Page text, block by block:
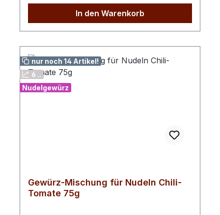
In den Warenkorb
nur noch 14 Artikel!
6 ..
Nudelgewürz
Gewürz-Mischung für Nudeln Chili-
Tomate 75g